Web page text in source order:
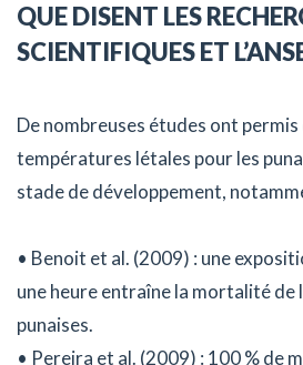
QUE DISENT LES
SCIENTIFIQUES ET
De nombreuses études ont
températures létales pour les
stade de développement,
• Benoit et al. (2009) : une
une heure entraîne la mortalité
punaises.
• Pereira et al. (2009) : 100 % de